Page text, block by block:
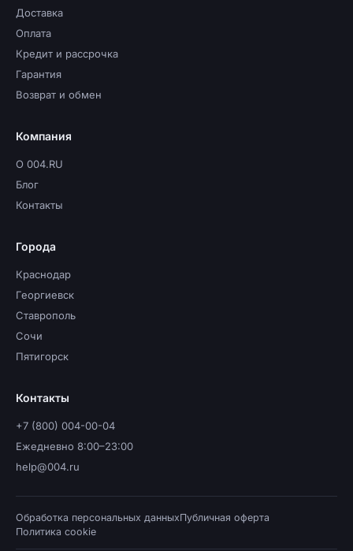
Доставка
Оплата
Кредит и рассрочка
Гарантия
Возврат и обмен
Компания
О 004.RU
Блог
Контакты
Города
Краснодар
Георгиевск
Ставрополь
Сочи
Пятигорск
Контакты
+7 (800) 004-00-04
Ежедневно 8:00–23:00
help@004.ru
Обработка персональных данныхПубличная оферта
Политика cookie